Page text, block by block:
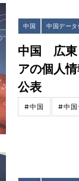
中国 中国デー
中国 広東
アの個人
公表
#中国 #中国